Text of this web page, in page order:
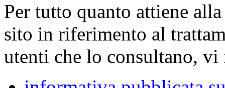
Per tutto quanto attiene
sito in riferimento al
utenti che lo consultano,